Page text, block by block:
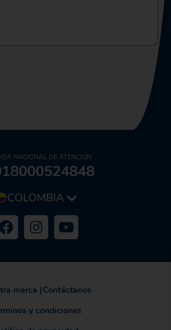
COLOMBIA
NACIONAL DE ATENCIÓN
marca |Contáctanos
y condiciones